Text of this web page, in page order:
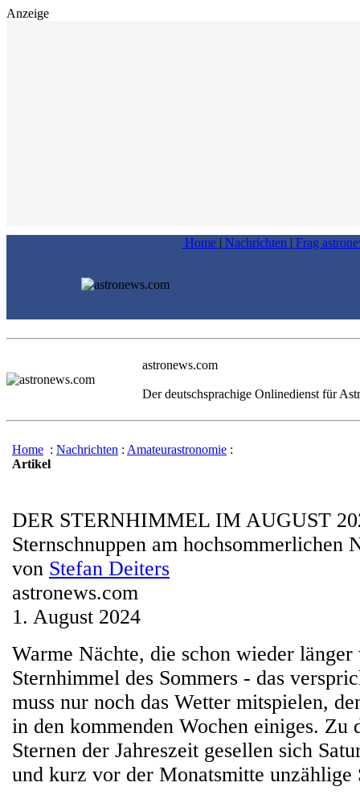
Anzeige
Home | Nachrichten | Frag
astronews.com
Der deutschsprachige Onlinedienst für
Home : Nachrichten : Amateurastronomie :
Artikel
DER STERNHIMMEL IM AUGUST
Sternschnuppen am hochsommerlichen
von Stefan Deiters
astronews.com
1. August 2024
Warme Nächte, die schon wieder länger
Sternhimmel des Sommers - das
muss nur noch das Wetter mitspielen,
in den kommenden Wochen einiges. Zu
Sternen der Jahreszeit gesellen sich
und kurz vor der Monatsmitte unzählige